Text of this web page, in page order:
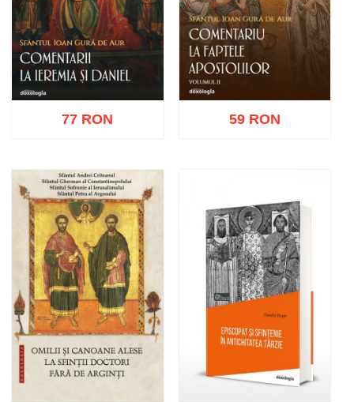
Adaugă în coș Wishlist
77 RON 59 RON